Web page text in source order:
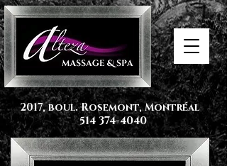
514 374-4040
2017, boul. Rosemont, Montréal